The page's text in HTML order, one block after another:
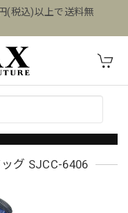
(税込)以上で送料無
グ SJCC-6406